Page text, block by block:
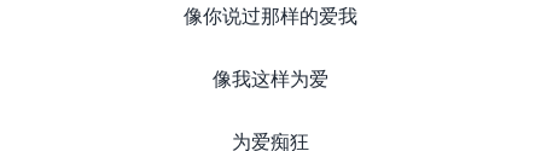
像你说过那样的爱我
像我这样为爱
为爱痴狂